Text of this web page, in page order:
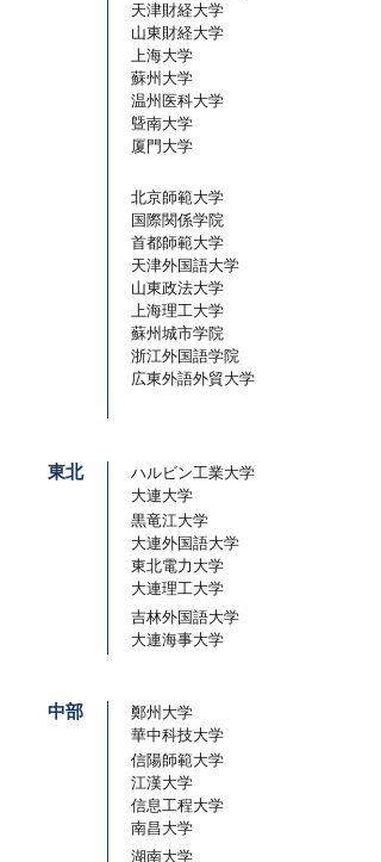
天津財経大学
山東財経大学
上海大学
蘇州大学
温州医科大学
曁南大学
​厦門大学
北京師範大学
国際関係学院
首都師範大学
天津外国語大学
山東政法大学
上海理工大学
蘇州城市学院
浙江外国語学院
広東外語外貿大学
東北
ハルビン工業大学
大連大学
黒竜江大学
大連外国語大学
東北電力大学
大連理工大学
吉林外国語大学
大連海事大学
中部
鄭州大学
華中科技大学
信陽師範大学
江漢大学
信息工程大学
南昌大学
湖南大学